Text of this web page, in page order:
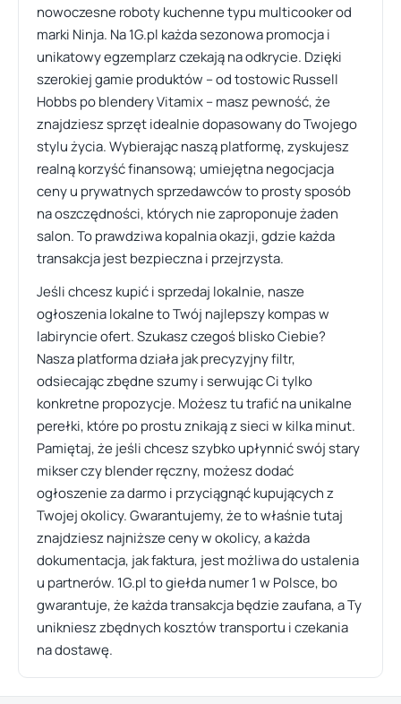
nowoczesne roboty kuchenne typu multicooker od
marki Ninja. Na 1G.pl każda sezonowa promocja i
unikatowy egzemplarz czekają na odkrycie. Dzięki
szerokiej gamie produktów – od tostowic Russell
Hobbs po blendery Vitamix – masz pewność, że
znajdziesz sprzęt idealnie dopasowany do Twojego
stylu życia. Wybierając naszą platformę, zyskujesz
realną korzyść finansową; umiejętna negocjacja
ceny u prywatnych sprzedawców to prosty sposób
na oszczędności, których nie zaproponuje żaden
salon. To prawdziwa kopalnia okazji, gdzie każda
transakcja jest bezpieczna i przejrzysta.
Jeśli chcesz kupić i sprzedaj lokalnie, nasze
ogłoszenia lokalne to Twój najlepszy kompas w
labiryncie ofert. Szukasz czegoś blisko Ciebie?
Nasza platforma działa jak precyzyjny filtr,
odsiecając zbędne szumy i serwując Ci tylko
konkretne propozycje. Możesz tu trafić na unikalne
perełki, które po prostu znikają z sieci w kilka minut.
Pamiętaj, że jeśli chcesz szybko upłynnić swój stary
mikser czy blender ręczny, możesz dodać
ogłoszenie za darmo i przyciągnąć kupujących z
Twojej okolicy. Gwarantujemy, że to właśnie tutaj
znajdziesz najniższe ceny w okolicy, a każda
dokumentacja, jak faktura, jest możliwa do ustalenia
u partnerów. 1G.pl to giełda numer 1 w Polsce, bo
gwarantuje, że każda transakcja będzie zaufana, a Ty
unikniesz zbędnych kosztów transportu i czekania
na dostawę.